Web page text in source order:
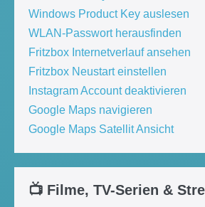
Windows Product Key auslesen
WLAN-Passwort herausfinden
Fritzbox Internetverlauf ansehen
Fritzbox Neustart einstellen
Instagram Account deaktivieren
Google Maps navigieren
Google Maps Satellit Ansicht
📺 Filme, TV-Serien &